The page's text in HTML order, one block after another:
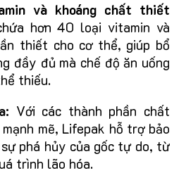
và khoáng chất thiết
hơn 40 loại vitamin và
thiết cho cơ thể, giúp bổ
đầy đủ mà chế độ ăn uống
thiếu.
Với các thành phần chất
mẽ, Lifepak hỗ trợ bảo
phá hủy của gốc tự do, từ
trình lão hóa.